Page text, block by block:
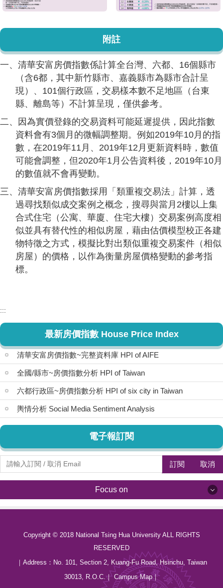
附註
一、清華安富房價指數係計算全台灣、六都、16個縣市
（含6都，其中新竹縣市、嘉義縣市為縣市合計呈
現）、101個行政區，交易樣本數不足地區（台東
縣、離島等）不計算呈現，僅供參考。
二、因為實價登錄的交易資料可能延遲提供，因此指數
資料會有3個月的微幅調整期。例如2019年10月的指
數，在2019年11月、2019年12月更新資料時，數值
可能會調整，但2020年1月公告資料後，2019年10月
的數值就不會再變動。
三、清華安富房價指數採用「類重複交易法」計算，透
過尋找類似成交案例之概念，搜尋與當月2樓以上集
合式住宅（公寓、華廈、住宅大樓）交易案例高度相
似並具有替代性的相似房屋，藉由估價模型校正各建
物特徵之方式，模擬比對出類似重複交易案件（相似
房屋）的價格，以作為衡量房屋價格變動的參考指
標。
:::
最新房價指數 House Price Index
清華安富房價指數~完整資料庫 HPI of AIFE
全國/縣市~房價指數分析 HPI of Taiwan
六都行政區~房價指數分析 HPI of six city in Taiwan
輿情分析 Social Media Sentiment Analysis
電子報訂閱
訂閱 取消
Focus on
Focus on
最新消息 News
關於我們 About us
Copyright © 2018 National Tsing Hua University ALL RIGHTS
RESERVED
｜Address： No. 101, Section 2, Kuang-Fu Road, Hsinchu, Taiwan
30013, R.O.C.｜ Campus Map｜